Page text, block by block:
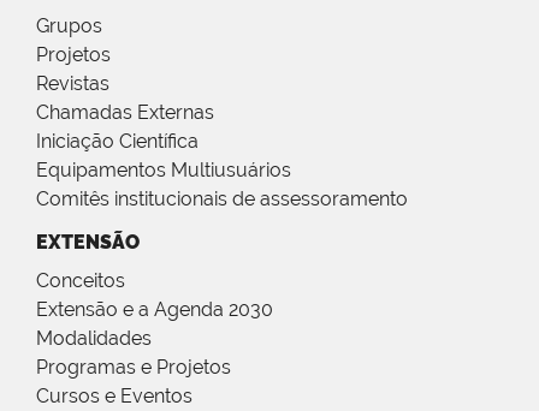
Grupos
Projetos
Revistas
Chamadas Externas
Iniciação Científica
Equipamentos Multiusuários
Comitês institucionais de assessoramento
EXTENSÃO
Conceitos
Extensão e a Agenda 2030
Modalidades
Programas e Projetos
Cursos e Eventos